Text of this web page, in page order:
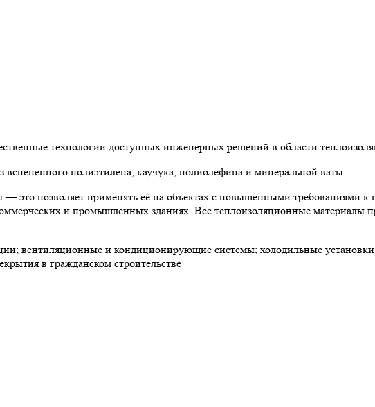
технологии доступных инженерных решений в области
полиэтилена, каучука, полиолефина и минеральной ваты.
позволяет применять её на объектах с повышенными требованиями к
и промышленных зданиях. Все теплоизоляционные материалы
вентиляционные и кондиционирующие системы; холодильные
в гражданском строительстве